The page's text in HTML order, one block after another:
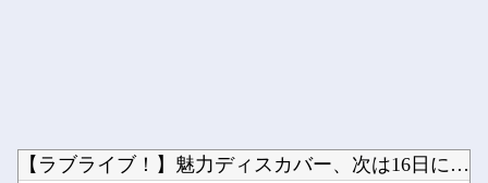
【ラブライブ！】魅力ディスカバー、次は16日にランジュ【虹ヶ...